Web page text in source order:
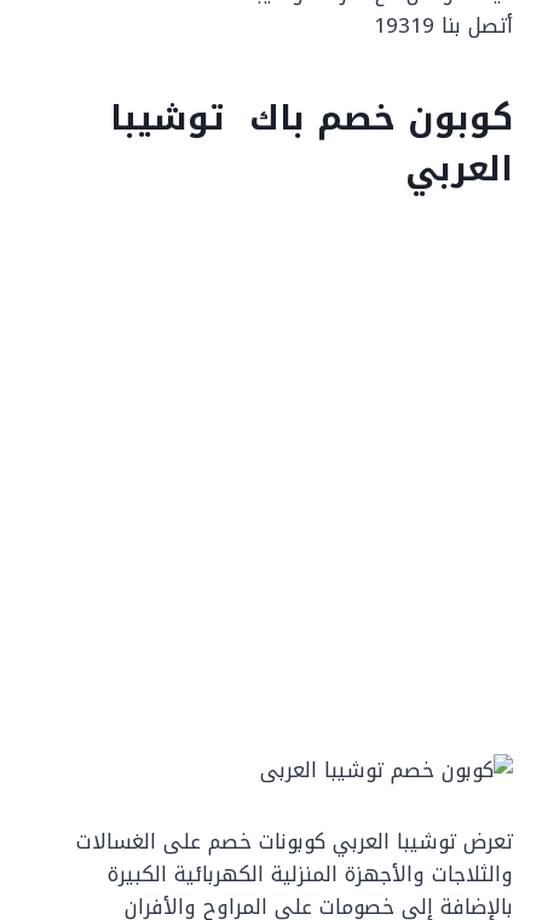
أتصل بنا 19319
كوبون خصم باك توشيبا
العربي
تعرض توشيبا العربي كوبونات خصم على الغسالات
والثلاجات والأجهزة المنزلية الكهربائية الكبيرة
بالإضافة إلى خصومات على المراوح والأفران